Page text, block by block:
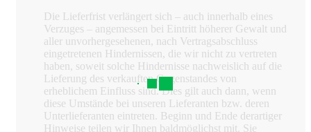
Die Lieferfrist verlängert sich – auch innerhalb eines
Verzuges – angemessen bei Eintritt höherer Gewalt und
aller unvorhergesehenen, nach Vertragsabschluss
eingetretenen Hindernissen, die wir nicht zu vertreten
haben, soweit solche Hindernisse nachweislich auf die
Lieferung des verkauften Gegenstandes von
erheblichem Einfluss sind. Dies gilt auch dann, wenn
diese Umstände bei unseren Lieferanten bzw. deren
Unterlieferanten eintreten. Beginn und Ende derartiger
Hinweise teilen wir Ihnen baldmöglichst mit. Sie